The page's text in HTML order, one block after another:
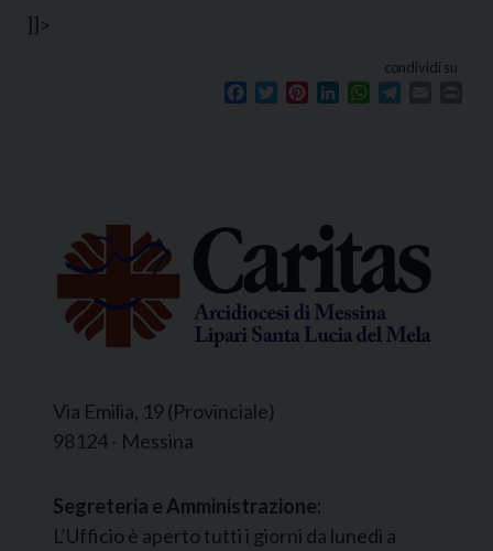
]]>
condividi su
Facebook
TwitterPinterestLinkedInWhatsApp
Via Emilia, 19 (Provinciale)
98124 - Messina
Segreteria e Amministrazione:
L’Ufficio è aperto tutti i giorni da lunedì a